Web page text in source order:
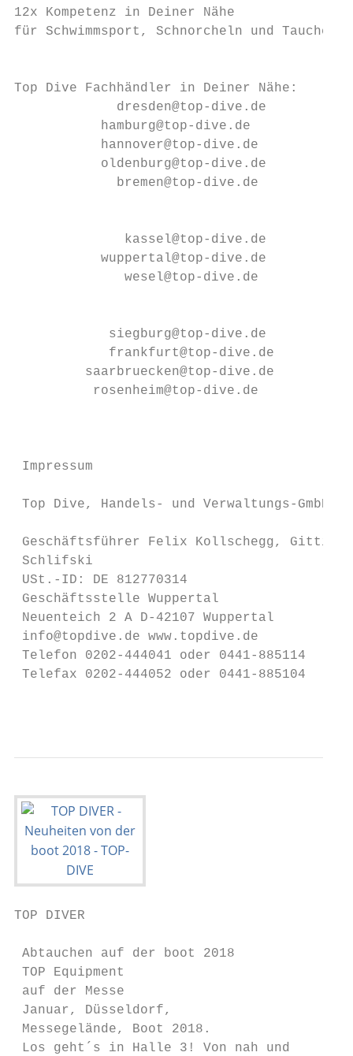
12x Kompetenz in Deiner Nähe
für Schwimmsport, Schnorcheln und Tauchen
Top Dive Fachhändler in Deiner Nähe:
dresden@top-dive.de
hamburg@top-dive.de
           hannover@top-dive.de
oldenburg@top-dive.de
             bremen@top-dive.de
              kassel@top-dive.de
           wuppertal@top-dive.de
              wesel@top-dive.de
            siegburg@top-dive.de
            frankfurt@top-dive.de
         saarbruecken@top-dive.de
          rosenheim@top-dive.de
Impressum
Top Dive, Handels- und Verwaltungs-GmbH
Geschäftsführer Felix Kollschegg, Gitti
Schlifski
USt.-ID: DE 812770314
Geschäftsstelle Wuppertal
Neuenteich 2 A D-42107 Wuppertal
info@topdive.de www.topdive.de
Telefon 0202-444041 oder 0441-885114
Telefax 0202-444052 oder 0441-885104
TOP DIVER
Abtauchen auf der boot 2018
TOP Equipment
auf der Messe
Januar, Düsseldorf,
Messegelände, Boot 2018.
Los geht´s in Halle 3! Von nah und